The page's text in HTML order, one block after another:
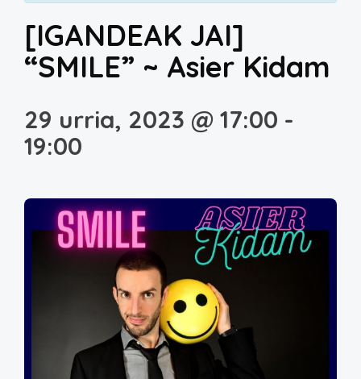
[IGANDEAK JAI]
“SMILE” ~ Asier Kidam
29 urria, 2023 @ 17:00 -
19:00